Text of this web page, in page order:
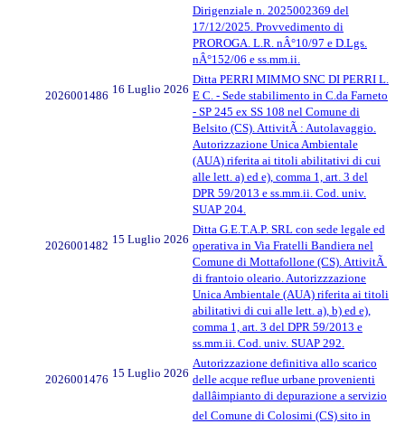
Dirigenziale n. 2025002369 del
17/12/2025. Provvedimento di
PROROGA. L.R. nÂ°10/97 e D.Lgs.
nÂ°152/06 e ss.mm.ii.
2026001486 16 Luglio 2026
Ditta PERRI MIMMO SNC DI PERRI L.
E C. - Sede stabilimento in C.da Farneto
- SP 245 ex SS 108 nel Comune di
Belsito (CS). AttivitÃ : Autolavaggio.
Autorizzazione Unica Ambientale
(AUA) riferita ai titoli abilitativi di cui
alle lett. a) ed e), comma 1, art. 3 del
DPR 59/2013 e ss.mm.ii. Cod. univ.
SUAP 204.
2026001482 15 Luglio 2026
Ditta G.E.T.A.P. SRL con sede legale ed
operativa in Via Fratelli Bandiera nel
Comune di Mottafollone (CS). AttivitÃ
di frantoio oleario. Autorizzzazione
Unica Ambientale (AUA) riferita ai titoli
abilitativi di cui alle lett. a), b) ed e),
comma 1, art. 3 del DPR 59/2013 e
ss.mm.ii. Cod. univ. SUAP 292.
2026001476 15 Luglio 2026
Autorizzazione definitiva allo scarico
delle acque reflue urbane provenienti
dallâimpianto di depurazione a servizio
del Comune di Colosimi (CS) sito in